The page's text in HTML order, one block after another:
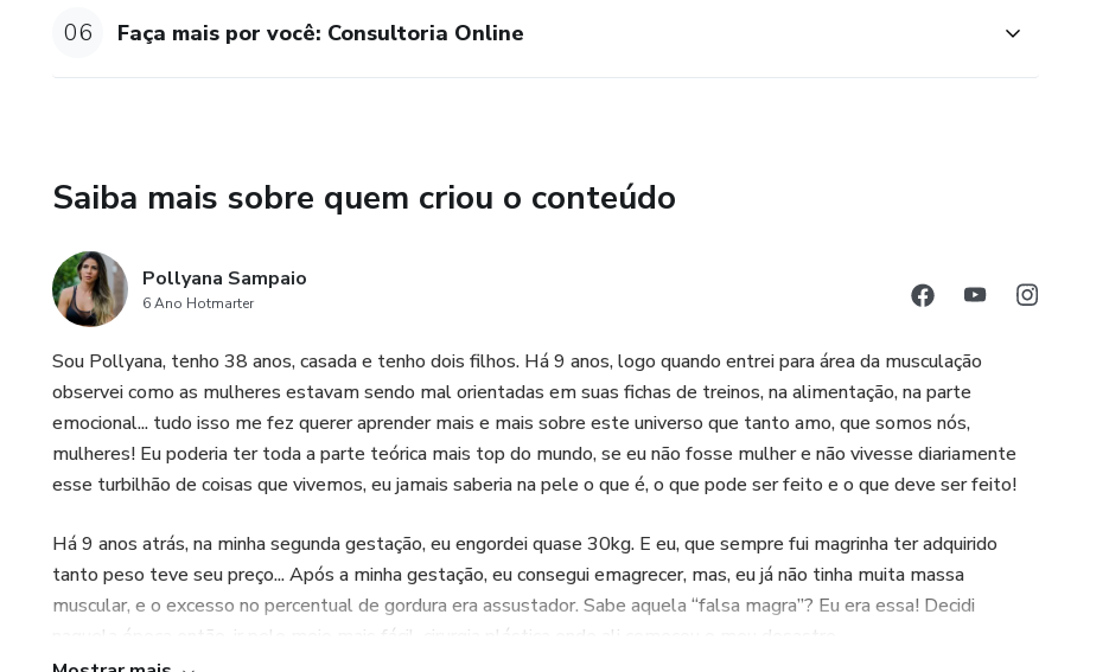
06 Faça mais por você: Consultoria Online
Saiba mais sobre quem criou o conteúdo
Pollyana Sampaio
6 Ano Hotmarter
Sou Pollyana, tenho 38 anos, casada e tenho dois filhos. Há 9 anos, logo quando entrei para área da musculação
observei como as mulheres estavam sendo mal orientadas em suas fichas de treinos, na alimentação, na parte
emocional... tudo isso me fez querer aprender mais e mais sobre este universo que tanto amo, que somos nós,
mulheres! Eu poderia ter toda a parte teórica mais top do mundo, se eu não fosse mulher e não vivesse diariamente
esse turbilhão de coisas que vivemos, eu jamais saberia na pele o que é, o que pode ser feito e o que deve ser feito!
Há 9 anos atrás, na minha segunda gestação, eu engordei quase 30kg. E eu, que sempre fui magrinha ter adquirido
tanto peso teve seu preço... Após a minha gestação, eu consegui emagrecer, mas, eu já não tinha muita massa
muscular, e o excesso no percentual de gordura era assustador. Sabe aquela “falsa magra’’? Eu era essa! Decidi
naquela época então, ir pelo meio mais fácil, cirurgia plástica onde ali começou o meu desastre.